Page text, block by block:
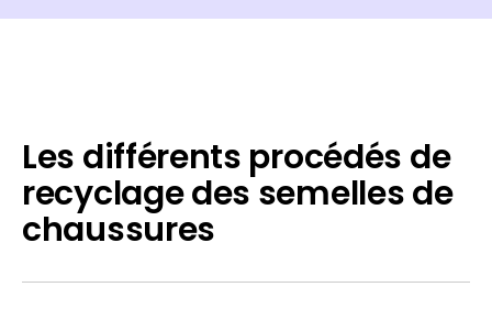
Les différents procédés de
recyclage des semelles de
chaussures